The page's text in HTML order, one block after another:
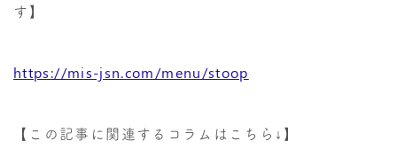
す】
https://mis-jsn.com/menu/stoop
【この記事に関連するコラムはこちら↓】